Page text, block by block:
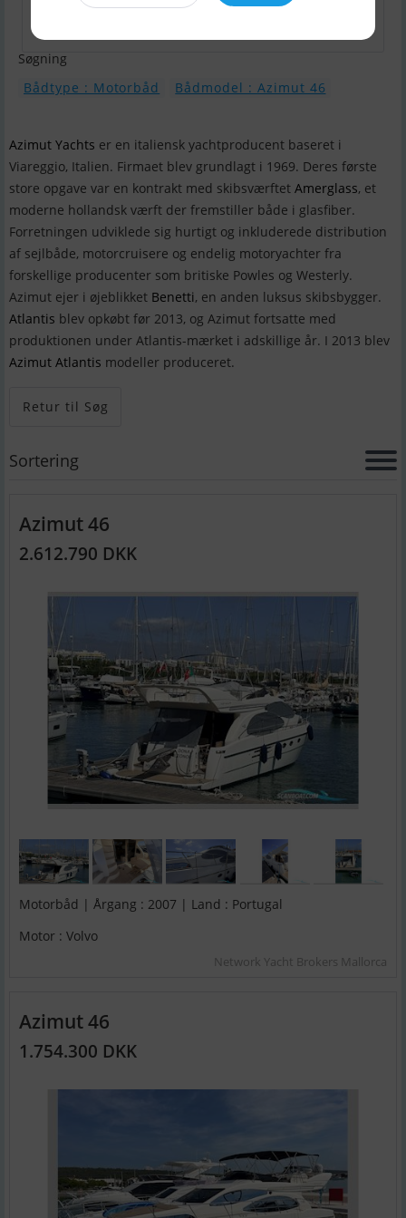
Søgning
Bådtype : Motorbåd
Bådmodel : Azimut 46
Azimut Yachts er en italiensk yachtproducent baseret i
Viareggio, Italien. Firmaet blev grundlagt i 1969. Deres første
store opgave var en kontrakt med skibsværftet Amerglass, et
moderne hollandsk værft der fremstiller både i glasfiber.
Forretningen udviklede sig hurtigt og inkluderede distribution
af sejlbåde, motorcruisere og endelig motoryachter fra
forskellige producenter som britiske Powles og Westerly.
Azimut ejer i øjeblikket Benetti, en anden luksus skibsbygger.
Atlantis blev opkøbt før 2013, og Azimut fortsatte med
produktionen under Atlantis-mærket i adskillige år. I 2013 blev
Azimut Atlantis modeller produceret.
Retur til Søg
Sortering
Azimut 46
2.612.790 DKK
Motorbåd | Årgang : 2007 | Land : Portugal
Motor : Volvo
Network Yacht Brokers Mallorca
Azimut 46
1.754.300 DKK